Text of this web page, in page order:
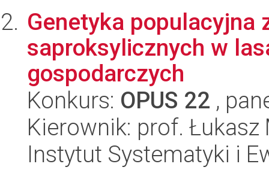
Genetyka populacyjna
saproksylicznych w
gospodarczych
Konkurs: OPUS 22 ,
Kierownik: prof.
Instytut Systematyki i